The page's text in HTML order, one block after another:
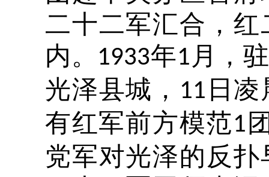
二十二军汇合，
内。
1933年1 月，
光泽县城， 11 日
有红军前方模范1
党军对光泽的反